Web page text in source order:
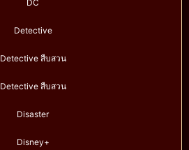
DC
Detective
Detective สืบสวน
Detective สืบสวน
Disaster
Disney+